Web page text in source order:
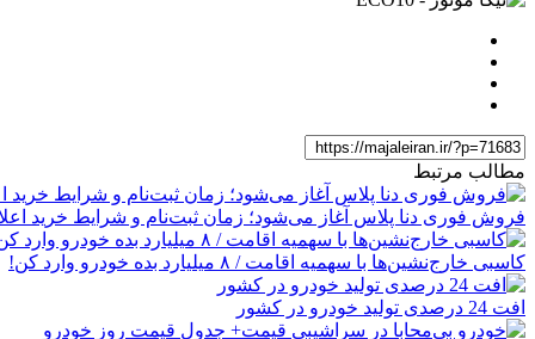
مطالب مرتبط
فروش فوری دنا پلاس آغاز می‌شود؛ زمان ثبت‌نام و شرایط خرید
کاسبی خارج‌نشین‌ها با سهمیه اقامت / ۸ میلیارد بده خودرو وارد کن!
افت 24 درصدی تولید خودرو در کشور